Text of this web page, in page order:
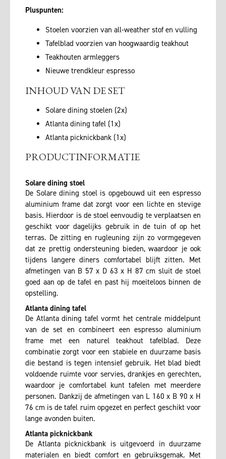
Pluspunten:
Stoelen voorzien van all-weather stof en vulling
Tafelblad voorzien van hoogwaardig teakhout
Teakhouten armleggers
Nieuwe trendkleur espresso
INHOUD VAN DE SET
Solare dining stoelen (2x)
Atlanta dining tafel (1x)
Atlanta picknickbank (1x)
PRODUCTINFORMATIE
Solare dining stoel
De Solare dining stoel is opgebouwd uit een espresso
aluminium frame dat zorgt voor een lichte en stevige
basis. Hierdoor is de stoel eenvoudig te verplaatsen en
geschikt voor dagelijks gebruik in de tuin of op het
terras. De zitting en rugleuning zijn zo vormgegeven
dat ze prettig ondersteuning bieden, waardoor je ook
tijdens langere diners comfortabel blijft zitten. Met
afmetingen van B 57 x D 63 x H 87 cm sluit de stoel
goed aan op de tafel en past hij moeiteloos binnen de
opstelling.
Atlanta dining tafel
De Atlanta dining tafel vormt het centrale middelpunt
van de set en combineert een espresso aluminium
frame met een naturel teakhout tafelblad. Deze
combinatie zorgt voor een stabiele en duurzame basis
die bestand is tegen intensief gebruik. Het blad biedt
voldoende ruimte voor servies, drankjes en gerechten,
waardoor je comfortabel kunt tafelen met meerdere
personen. Dankzij de afmetingen van L 160 x B 90 x H
76 cm is de tafel ruim opgezet en perfect geschikt voor
lange avonden buiten.
Atlanta picknickbank
De Atlanta picknickbank is uitgevoerd in duurzame
materialen en biedt comfort en gebruiksgemak. Met